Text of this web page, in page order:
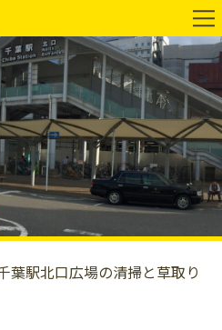
葉駅北口広場の清掃と草取り